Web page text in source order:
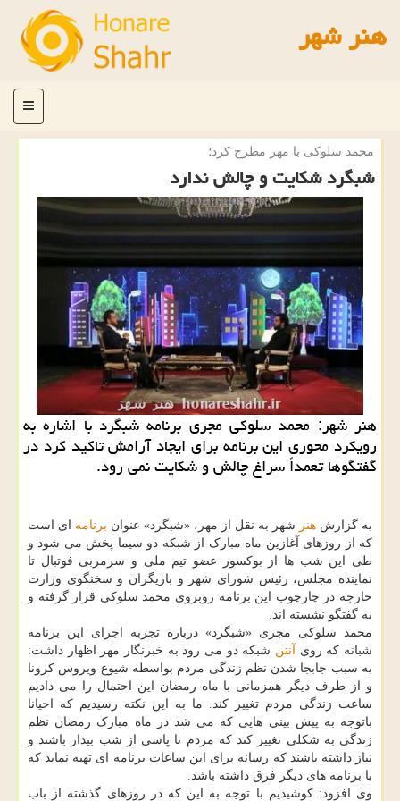
هنر شهر
منو
محمد سلوكی با مهر مطرح كرد؛
شبگرد شكایت و چالش ندارد
هنر شهر: محمد سلوكی مجری برنامه شبگرد با اشاره به
رویكرد محوری این برنامه برای ایجاد آرامش تاكید كرد در
گفتگوها تعمداً سراغ چالش و شكایت نمی رود.
به گزارش هنر شهر به نقل از مهر، «شبگرد» عنوان برنامه ای است
که از روزهای آغازین ماه مبارک از شبکه دو سیما پخش می شود و
طی این شب ها از بوکسور عضو تیم ملی و سرمربی فوتبال تا
نماینده مجلس، رئیس شورای شهر و بازیگران و سخنگوی وزارت
خارجه در چارچوب این برنامه روبروی محمد سلوکی قرار گرفته و
به گفتگو نشسته اند.
محمد سلوکی مجری «شبگرد» درباره تجربه اجرای این برنامه
شبانه که روی
آنتن شبکه دو می رود به خبرنگار مهر اظهار داشت:
به سبب جابجا شدن نظم زندگی مردم بواسطه شیوع ویروس کرونا
و از طرف دیگر همزمانی با ماه رمضان این احتمال را می دادیم
ساعت زندگی مردم تغییر کند. ما به این نکته رسیدیم که احیانا
باتوجه به پیش بینی هایی که می شد در ماه مبارک رمضان نظم
زندگی به شکلی تغییر کند که مردم تا پاسی از شب بیدار باشند و
نیاز داشته باشند که رسانه برای این ساعات برنامه ای تهیه نماید که
با برنامه های دیگر فرق داشته باشد.
وی افزود: کوشیدیم با توجه به این که در روزهای گذشته از باب